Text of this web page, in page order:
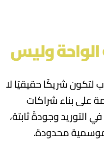
وليس
لتكون شريكًا حقيقيًا لا
على بناء شراكات
التوريد وجودةً ثابتة،
محدودة.